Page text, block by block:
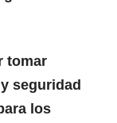
tomar
seguridad
los